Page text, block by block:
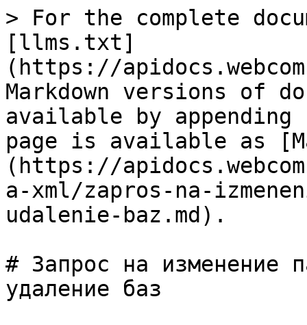
> For the complete
[llms.txt]
(https://
Markdown versions of
available by
page is available as
(https://
a-xml/zapros-na-
udalenie-baz.md).
# Запрос на изменение
удаление баз